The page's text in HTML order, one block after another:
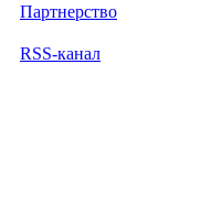
Партнерство
RSS-канал